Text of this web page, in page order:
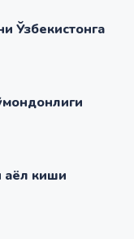
Ўзбекистонга
аёл киши